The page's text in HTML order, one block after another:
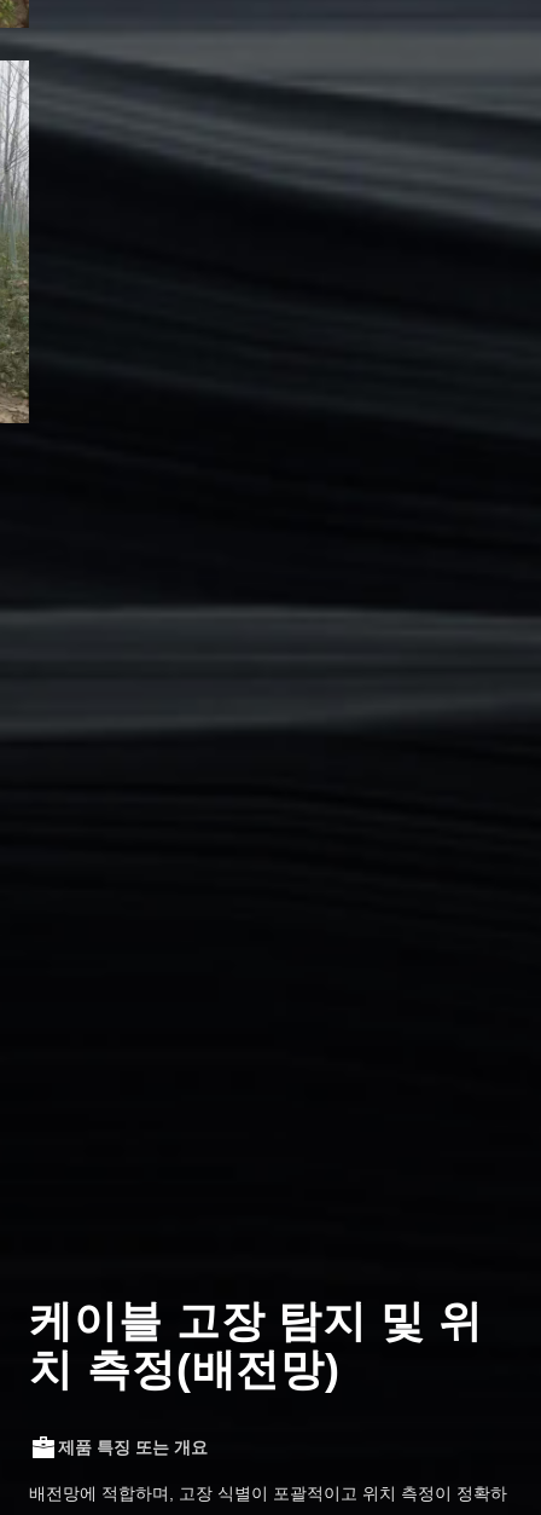
케이블 고장 탐지 및 위
치 측정(배전망)
제품 특징 또는 개요
배전망에 적합하며, 고장 식별이 포괄적이고 위치 측정이 정확하